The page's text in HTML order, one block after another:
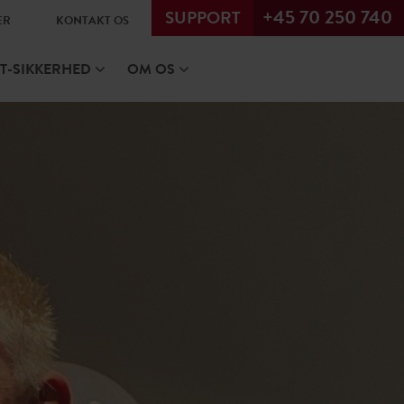
SUPPORT +45 70 250 740
KONTAKT OS
SIKKERHED OM OS